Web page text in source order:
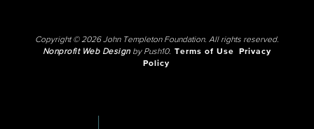
Copyright © 2026 John Templeton Foundation. All rights reserved.
Nonprofit Web Designby Push10. Terms of Use
Privacy
Policy